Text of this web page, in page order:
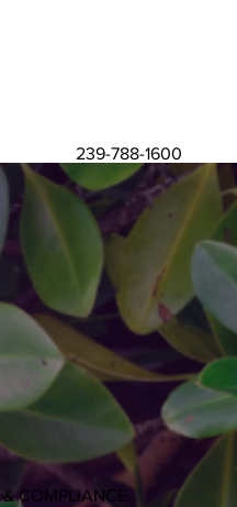
239-788-1600
COMPLIANCE